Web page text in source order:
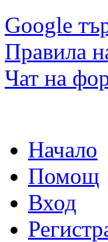
Google
Правила
Чат на
Начало
Помощ
Вход